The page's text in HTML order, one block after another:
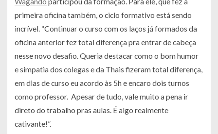
primeira oficina também, o ciclo formativo está sendo
incrível. “Continuar o curso com os laços já formados da
oficina anterior fez total diferença pra entrar de cabeça
nesse novo desafio. Queria destacar como o bom humor
e simpatia dos colegas e da Thais fizeram total diferença,
em dias de curso eu acordo às 5h e encaro dois turnos
como professor. Apesar de tudo, vale muito a pena ir
direto do trabalho pras aulas. É algo realmente
cativante!”.